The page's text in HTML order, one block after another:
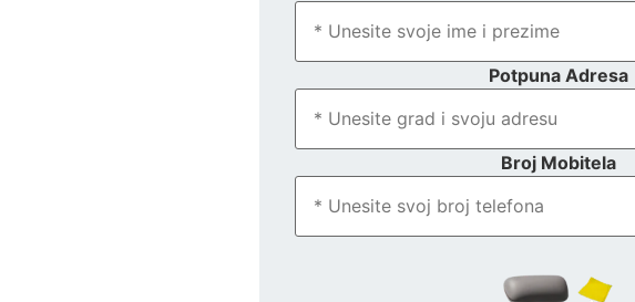
Potpuna Adresa
Broj Mobitela